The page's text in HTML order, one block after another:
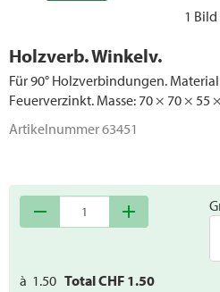
1 Bild
Holzverb. Winkelv.
Für 90° Holzverbindungen.
Feuerverzinkt. Masse: 70 × 70 × 55
Artikelnummer63451
remove add
à 1.50 Total CHF 1.50